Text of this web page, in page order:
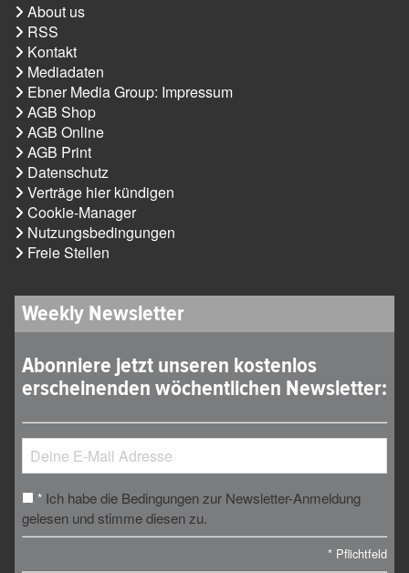
About us
RSS
Kontakt
Mediadaten
Ebner Media Group: Impressum
AGB Shop
AGB Online
AGB Print
Datenschutz
Verträge hier kündigen
Cookie-Manager
Nutzungsbedingungen
Freie Stellen
Weekly Newsletter
Abonniere jetzt unseren kostenlos
erscheinenden wöchentlichen Newsletter:
* Ich habe die Bedingungen zur Newsletter-Anmeldung
gelesen und stimme diesen zu.
* Pflichtfeld